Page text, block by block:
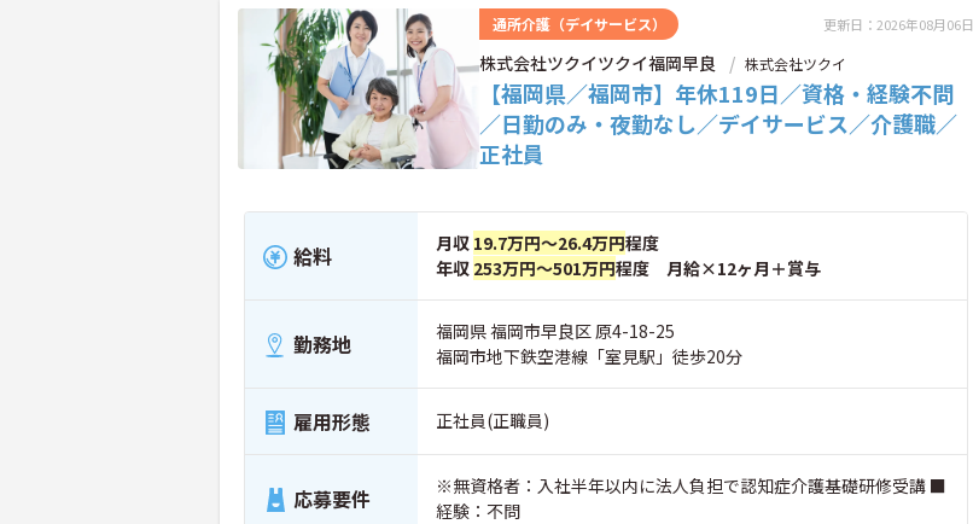
通所介護（デイサービス） 更新日：2026年08月06日
株式会社ツクイツクイ福岡早良 株式会社ツクイ
【福岡県／福岡市】年休119日／資格・経験不問
／日勤のみ・夜勤なし／デイサービス／介護職／
正社員
給料 月収 19.7万円～26.4万円程度
年収 253万円～501万円程度 月給×12ヶ月＋賞与
勤務地
福岡県 福岡市早良区 原4-18-25
福岡市地下鉄空港線「室見駅」徒歩20分
雇用形態 正社員(正職員)
応募要件
※無資格者：入社半年以内に法人負担で認知症介護基礎研修受講 ■
経験：不問